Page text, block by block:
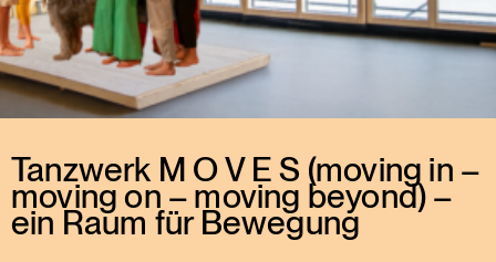
Tanzwerk M O V E S (moving in –
moving on – moving beyond) –
ein Raum für Bewegung